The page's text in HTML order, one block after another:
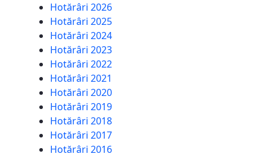
Hotărâri 2026
Hotărâri 2025
Hotărâri 2024
Hotărâri 2023
Hotărâri 2022
Hotărâri 2021
Hotărâri 2020
Hotărâri 2019
Hotărâri 2018
Hotărâri 2017
Hotărâri 2016